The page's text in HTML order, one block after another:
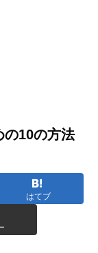
の10の方法
はてブ